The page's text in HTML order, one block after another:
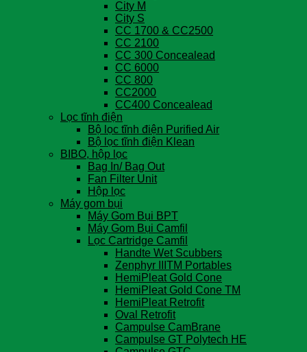
City M
City S
CC 1700 & CC2500
CC 2100
CC 300 Concealead
CC 6000
CC 800
CC2000
CC400 Concealead
Lọc tĩnh điện
Bộ lọc tĩnh điện Purified Air
Bộ lọc tĩnh điện Klean
BIBO, hộp lọc
Bag In/ Bag Out
Fan Filter Unit
Hộp lọc
Máy gom bụi
Máy Gom Bụi BPT
Máy Gom Bụi Camfil
Lọc Cartridge Camfil
Handte Wet Scubbers
Zenphyr IIITM Portables
HemiPleat Gold Cone
HemiPleat Gold Cone TM
HemiPleat Retrofit
Oval Retrofit
Campulse CamBrane
Campulse GT Polytech HE